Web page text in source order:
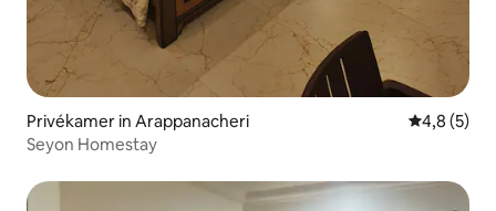
Privékamer in Arappanacheri
4,8 (5)
Seyon Homestay